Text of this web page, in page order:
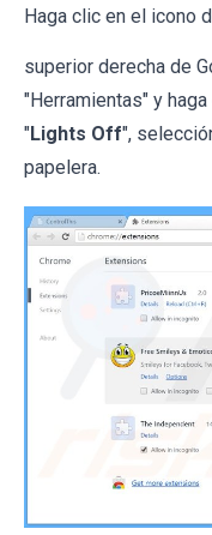
Haga clic en el icono
superior derecha de
"Herramientas" y
"Lights Off",
papelera.